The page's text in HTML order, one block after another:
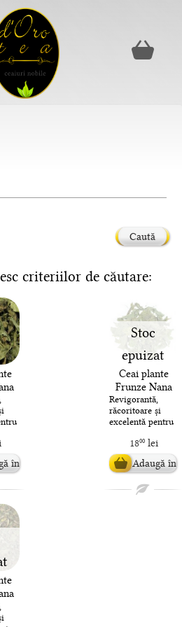
Caută
criteriilor de căutare:
în
Stoc
epuizat
Ceai plante
Frunze Nana
(Menta
Franconiana
Bio)
Revigorantă,
răcoritoare și
excelentă pentru
este o plantă
nelipsită din
cămara cu r..
1800lei
Adaugă în
coș